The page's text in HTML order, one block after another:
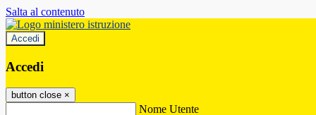
Salta al contenuto
Accedi
Accedi
button close ×
Nome Utente